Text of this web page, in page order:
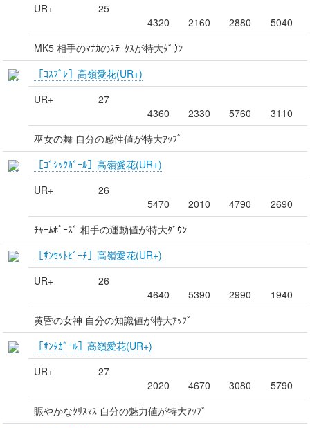
UR+
25
4320
2160 2880
5040
MK5 相手のﾏﾅｶのｽﾃｰﾀｽが特大ﾀﾞｳﾝ
［ｺｽﾌﾟﾚ］高嶺愛花(UR+)
UR+
27
4360
2330 5760
3110
巫女の舞 自分の感性値が特大ｱｯﾌﾟ
［ｺﾞｼｯｸｶﾞｰﾙ］高嶺愛花(UR+)
UR+
26
5470
2010 4790
2690
ﾁｬｰﾑﾎﾟｰｽﾞ 相手の運動値が特大ﾀﾞｳﾝ
［ｻﾝｾｯﾄﾋﾞｰﾁ］高嶺愛花(UR+)
UR+
26
4640
5390 2990
1940
黄昏の女神 自分の知識値が特大ｱｯﾌﾟ
［ｻﾝﾀｶﾞｰﾙ］高嶺愛花(UR+)
UR+
27
2020
4670 3080
5790
賑やかなｸﾘｽﾏｽ 自分の魅力値が特大ｱｯﾌﾟ